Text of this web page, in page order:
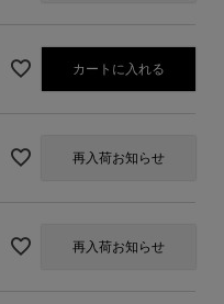
カートに入れる
再入荷お知らせ
再入荷お知らせ